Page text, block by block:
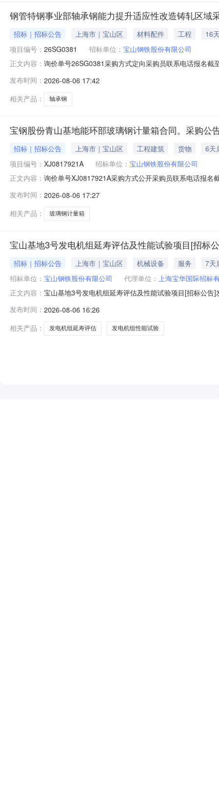
钢管特钢事业部轴承钢能力提升适应性改造铸轧区域
招标｜招标公告 上海市｜宝山区 材料配件 工程
16
项目编号： 26SG0381 招标单位： 宝山钢铁股份有限公司
正文内容： 询价单号26SG0381采购方式定向采购员联系电话报名
款：钢管特钢事业部轴承钢能力提升适应性改造项目铸
发布时间： 2026-08-06 17:42
相关产品：
轴承钢
宝钢股份青山基地能环部玻璃钢计量箱合同。采购公
招标｜招标公告 上海市｜宝山区 工程建筑 货物
6天
项目编号： XJ0817921A 招标单位： 宝山钢铁股份有限公司
正文内容： 询价单号XJ0817921A采购方式公开采购员联系电话报
理;原始制造厂:无;部件号:无;2.0piece2026-10-
发布时间： 2026-08-06 17:27
相关产品：
玻璃钢计量箱
宝山基地3号发电机组延寿评估及性能试验项目[招标
招标｜招标公告 上海市｜宝山区 机械设备 服务
7天
招标单位： 宝山钢铁股份有限公司 代理单位： 上海宝华国际招标
正文内容： 宝山基地3号发电机组延寿评估及性能试验项目[招标公
况与招标范围2.1项目地点：上海市宝山区富锦路宝山基
围：1）对
发布时间： 2026-08-06 16:26
相关产品：
发电机组延寿评估 发电机组性能试验